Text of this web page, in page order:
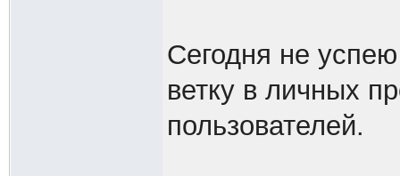
Сегодня не
ветку в личных
пользователей.